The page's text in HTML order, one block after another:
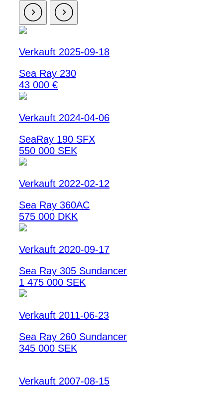
Verkauft 2025-09-18
Sea Ray 230
43 000 €
Verkauft 2024-04-06
SeaRay 190 SFX
550 000 SEK
Verkauft 2022-02-12
Sea Ray 360AC
575 000 DKK
Verkauft 2020-09-17
Sea Ray 305 Sundancer
1 475 000 SEK
Verkauft 2011-06-23
Sea Ray 260 Sundancer
345 000 SEK
Verkauft 2007-08-15